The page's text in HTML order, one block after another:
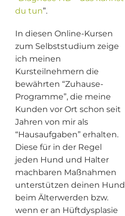
du tun”.
In diesen Online-Kursen
zum Selbststudium zeige
ich meinen
Kursteilnehmern die
bewährten “Zuhause-
Programme”, die meine
Kunden vor Ort schon seit
Jahren von mir als
“Hausaufgaben” erhalten.
Diese für in der Regel
jeden Hund und Halter
machbaren Maßnahmen
unterstützen deinen Hund
beim Älterwerden bzw.
wenn er an Hüftdysplasie